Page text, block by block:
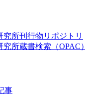
究所刊行物リポジトリ
所蔵書検索（OPAC）
事